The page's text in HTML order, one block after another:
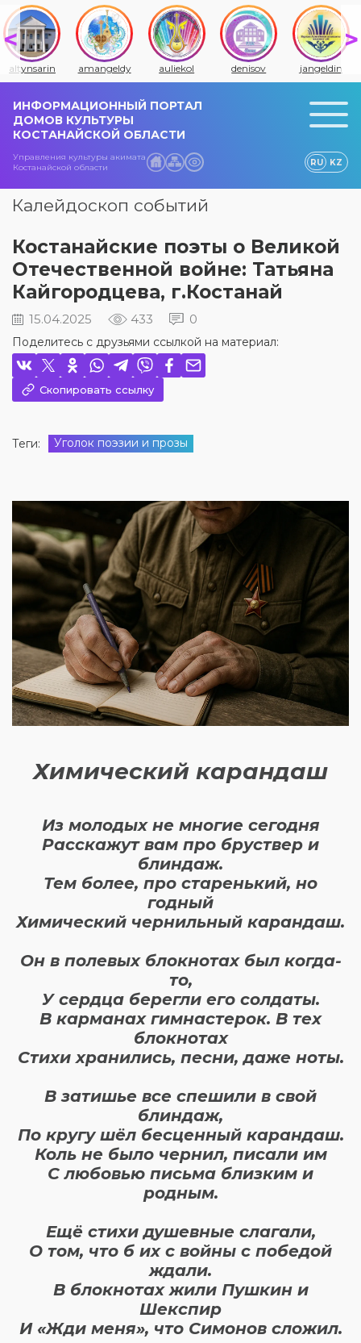
altynsarin amangeldy auliekol denisov jangeldin
ИНФОРМАЦИОННЫЙ ПОРТАЛ
ДОМОВ КУЛЬТУРЫ
КОСТАНАЙСКОЙ ОБЛАСТИ
Управления культуры акимата
Костанайской области
RU KZ
Калейдоскоп событий
Костанайские поэты о Великой
Отечественной войне: Татьяна
Кайгородцева, г.Костанай
15.04.2025 433 0
Поделитесь с друзьями ссылкой на материал:
Скопировать ссылку
Теги: Уголок поэзии и прозы
Химический карандаш
Из молодых не многие сегодня
Расскажут вам про бруствер и
блиндаж.
Тем более, про старенький, но
годный
Химический чернильный карандаш.
Он в полевых блокнотах был когда-
то,
У сердца берегли его солдаты.
В карманах гимнастерок. В тех
блокнотах
Стихи хранились, песни, даже ноты.
В затишье все спешили в свой
блиндаж,
По кругу шёл бесценный карандаш.
Коль не было чернил, писали им
С любовью письма близким и
родным.
Ещё стихи душевные слагали,
О том, что б их с войны с победой
ждали.
В блокнотах жили Пушкин и
Шекспир
И «Жди меня», что Симонов сложил.